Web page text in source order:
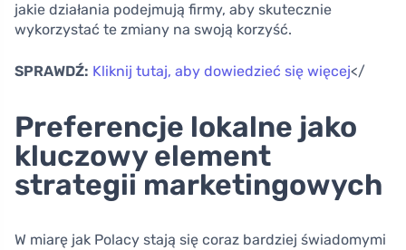
jakie działania podejmują firmy, aby skutecznie
wykorzystać te zmiany na swoją korzyść.
SPRAWDŹ: Kliknij tutaj, aby dowiedzieć się więcej</
Preferencje lokalne jako
kluczowy element
strategii marketingowych
W miarę jak Polacy stają się coraz bardziej świadomymi